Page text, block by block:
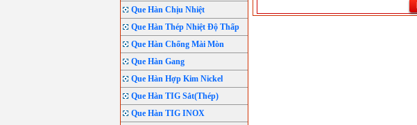
Que Hàn Chịu Nhiệt
Que Hàn Thép Nhiệt Độ Thấp
Que Hàn Chống Mài Mòn
Que Hàn Gang
Que Hàn Hợp Kim Nickel
Que Hàn TIG Sắt(Thép)
Que Hàn TIG INOX